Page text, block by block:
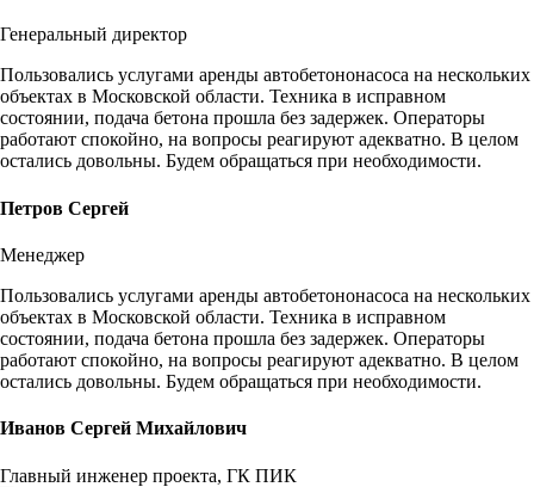
Генеральный директор
Пользовались услугами аренды автобетононасоса на нескольких
объектах в Московской области. Техника в исправном
состоянии, подача бетона прошла без задержек. Операторы
работают спокойно, на вопросы реагируют адекватно. В целом
остались довольны. Будем обращаться при необходимости.
Петров Сергей
Менеджер
Пользовались услугами аренды автобетононасоса на нескольких
объектах в Московской области. Техника в исправном
состоянии, подача бетона прошла без задержек. Операторы
работают спокойно, на вопросы реагируют адекватно. В целом
остались довольны. Будем обращаться при необходимости.
Иванов Сергей Михайлович
Главный инженер проекта, ГК ПИК